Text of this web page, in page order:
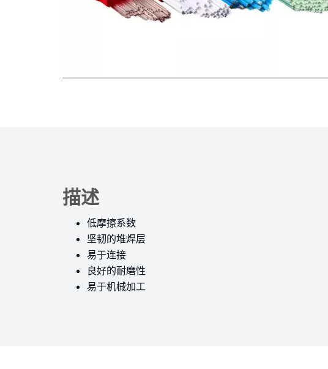
描述
低摩擦系数
坚韧的堆焊层
易于连接
良好的耐磨性
易于机械加工